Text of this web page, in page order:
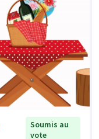
Soumis au
vote